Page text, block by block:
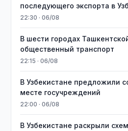
последующего экспорта в
22:30 · 06/08
В шести городах
общественный транспорт
22:15 · 06/08
В Узбекистане предложили
месте госучреждений
22:00 · 06/08
В Узбекистане раскрыли